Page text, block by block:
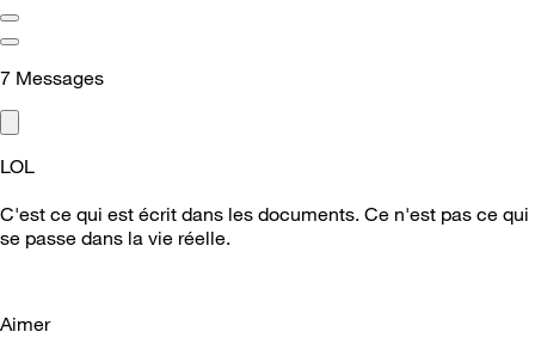
7 Messages
LOL
C'est ce qui est écrit dans les documents. Ce n'est pas ce qui
se passe dans la vie réelle.
Aimer